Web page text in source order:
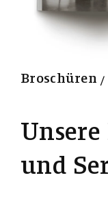
6
Broschüren
und